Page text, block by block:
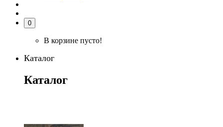
0
В корзине пусто!
Каталог
Каталог